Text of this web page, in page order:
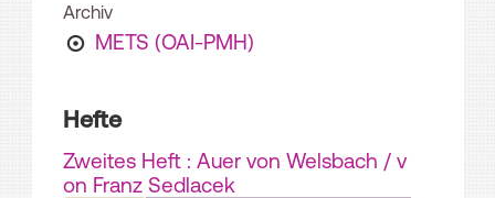
Archiv
METS (OAI-PMH)
Hefte
Zweites Heft : Auer von Welsbach / v
on Franz Sedlacek